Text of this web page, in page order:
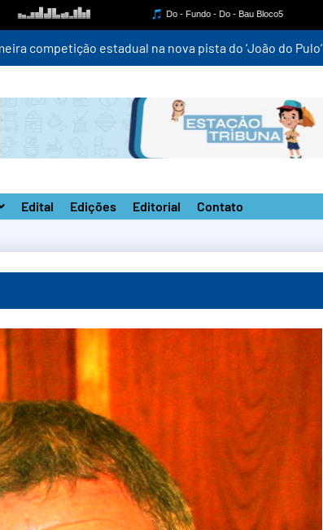
competição estadual na nova pista do ‘João do Pulo’
Edital Edições Editorial Contato